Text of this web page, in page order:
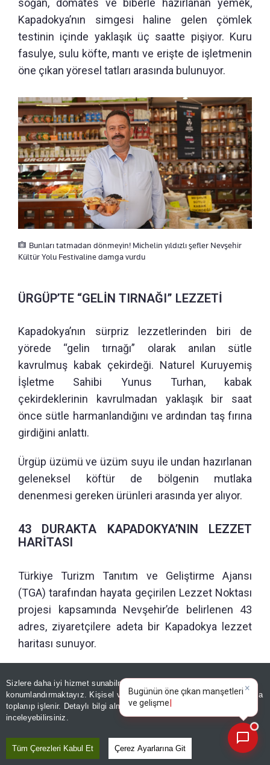
Sizlere daha iyi hizmet sunabilmek adına sitemizde
konumlandırmaktayız. Kişisel verileriniz, KVKK ve GDPR kapsamında
toplanıp işlenir. Detaylı bilgi almak içinAydınlatma Metnimizi
inceleyebilirsiniz.
Tüm Çerezleri Kabul Et Çerez Ayarlarına Git
Kapadokya’nın simgesi haline gelen çömlek
testinin içinde yaklaşık üç saatte pişiyor. Kuru
fasulye, sulu köfte, mantı ve erişte de işletmenin
öne çıkan yöresel tatları arasında bulunuyor.
Bunları tatmadan dönmeyin! Michelin yıldızlı şefler Nevşehir
Kültür Yolu Festivaline damga vurdu
ÜRGÜP’TE “GELİN TIRNAĞI” LEZZETİ
Kapadokya’nın sürpriz lezzetlerinden biri de
yörede “gelin tırnağı” olarak anılan sütle
kavrulmuş kabak çekirdeği. Naturel Kuruyemiş
İşletme Sahibi Yunus Turhan, kabak
çekirdeklerinin kavrulmadan yaklaşık bir saat
önce sütle harmanlandığını ve ardından taş fırına
girdiğini anlattı.
Ürgüp üzümü ve üzüm suyu ile undan hazırlanan
geleneksel köftür de bölgenin mutlaka
denenmesi gereken ürünleri arasında yer alıyor.
43 DURAKTA KAPADOKYA’NIN LEZZET
HARİTASI
Türkiye Turizm Tanıtım ve Geliştirme Ajansı
(TGA) tarafından hayata geçirilen Lezzet Noktası
projesi kapsamında Nevşehir’de belirlenen 43
adres, ziyaretçilere adeta bir Kapadokya lezzet
haritası sunuyor.
işletmelerinden esnaf lokantalarına, yerel ürünleri
yenilikçi dokunuşlarla sunan şef restoranlarından
kahve, pastacılık ve yöresel ürün duraklarına
uzanan seçki, Kapadokya’yı yalnızca
manzaralarıyla değil, tadıyla da keşfetmek
×
Bugünün öne çıkan manşetleri
ve gelişmeleri neler?